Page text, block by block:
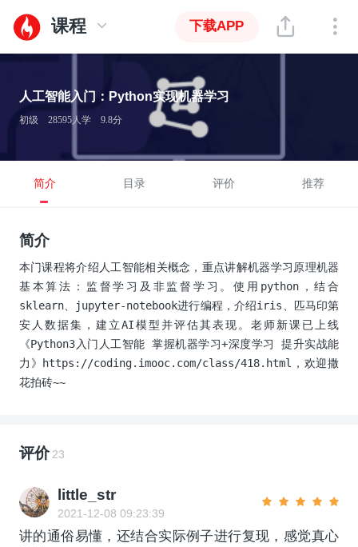
课程 下载APP
人工智能入门：Python实现机器学习
初级 28595人学 9.8分
简介 目录 评价 推荐
简介
本门课程将介绍人工智能相关概念，重点讲解机器学习原理机器
基本算法：监督学习及非监督学习。使用python，结合
sklearn、jupyter-notebook进行编程，介绍iris、匹马印第
安人数据集，建立AI模型并评估其表现。老师新课已上线
《Python3入门人工智能 掌握机器学习+深度学习 提升实战能
力》https://coding.imooc.com/class/418.html，欢迎撒
花拍砖~~
评价 23
little_str
2021-12-08 09:23:39
讲的通俗易懂，还结合实际例子进行复现，感觉真心